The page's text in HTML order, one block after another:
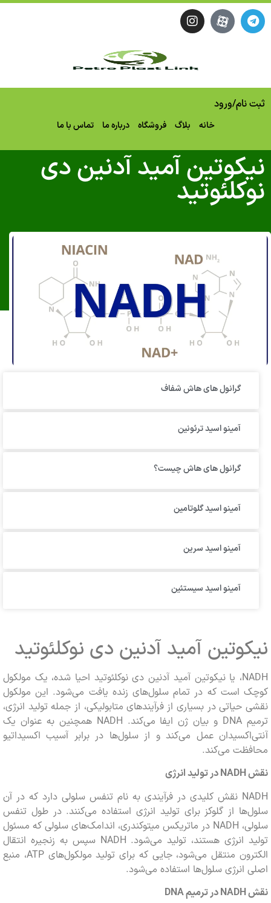
/ورود
بلاگ فروشگاه درباره ما تماس با ما
آمید آدنین دی
گرانول‌ های هاش شفاف
آمینو اسید ترئونین
گرانول های هاش چیست؟
آمینو اسید گلوتامین
آمینو اسید سرین
آمینو اسید سیستئین
آمید آدنین دی نوکلئوتید
NADH، یا نیکوتین آمید آدنین دی نوکلئوتید احیا شده، یک مولکول
است که در تمام سلول‌های زنده یافت می‌شود. این مولکول
در بسیاری از فرآیندهای متابولیکی، از جمله تولید انرژی،
ترمیم DNA و بیان ژن ایفا می‌کند. NADH همچنین به عنوان یک
عمل می‌کند و از سلول‌ها در برابر آسیب اکسیداتیو
می‌کند.
NADHدر تولید انرژی
NADH نقش کلیدی در فرآیندی به نام تنفس سلولی دارد که در آن
از گلوکز برای تولید انرژی استفاده می‌کنند. در طول تنفس
سلولی، NADH در ماتریکس میتوکندری، اندامک‌های سلولی که مسئول
تولید انرژی هستند، تولید می‌شود. NADH سپس به زنجیره انتقال
الکترون منتقل می‌شود، جایی که برای تولید مولکول‌های ATP، منبع
انرژی سلول‌ها استفاده می‌شود.
NADHدر ترمیمDNA